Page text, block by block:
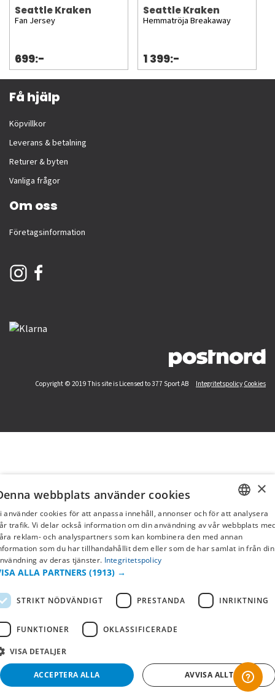
Seattle Kraken
Fan Jersey
699:-
Seattle Kraken
Hemmatröja Breakaway
1 399:-
Få hjälp
Köpvillkor
Leverans & betalning
Returer & byten
Vanliga frågor
Om oss
Företagsinformation
Copyright © 2019 This site is Licensed to 377 Sport AB Integritetspolicy Cookies
SWEDISH
FI
×
webbplats använder cookies
använder cookies för att anpassa innehåll, annonser och för att analysera
trafik. Vi delar också information om din användning av vår webbplats
reklam- och analyspartners som kan kombinera den med annan
som du har tillhandahållit dem eller som de har samlat in från din
av deras tjänster. Integritetspolicy
ALLA PARTNERS (1913) →
STRIKT NÖDVÄNDIGT PRESTANDA INRIKTNING
FUNKTIONER OKLASSIFICERADE
VISA DETALJER
ACCEPTERA ALLA AVVISA ALLT